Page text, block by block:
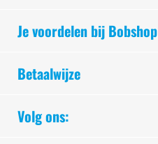
Je voordelen bij Bobshop
Betaalwijze
Volg ons: